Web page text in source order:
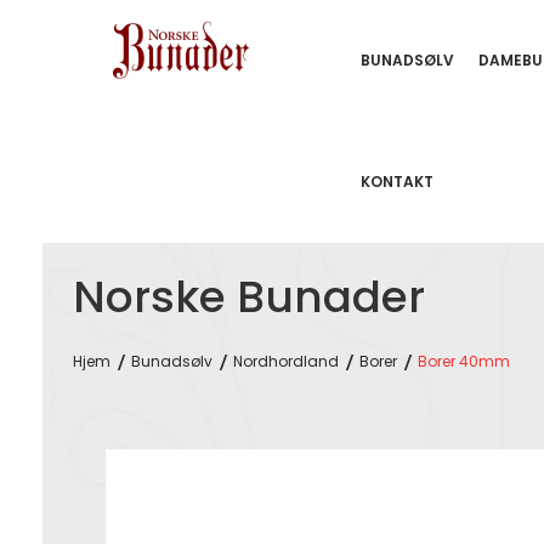
BUNADSØLV
KONTAKT
Norske Bunader
Hjem Bunadsølv Nordhordland Borer Borer 40mm